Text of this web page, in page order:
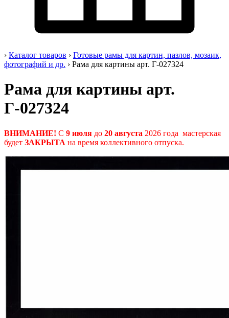
› Каталог товаров › Готовые рамы для картин, пазлов, мозаик,
фотографий и др. › Рама для картины арт. Г-027324
Рама для картины арт.
Г-027324
ВНИМАНИЕ! С 9 июля до 20 августа 2026 года мастерская
будет ЗАКРЫТА на время коллективного отпуска.